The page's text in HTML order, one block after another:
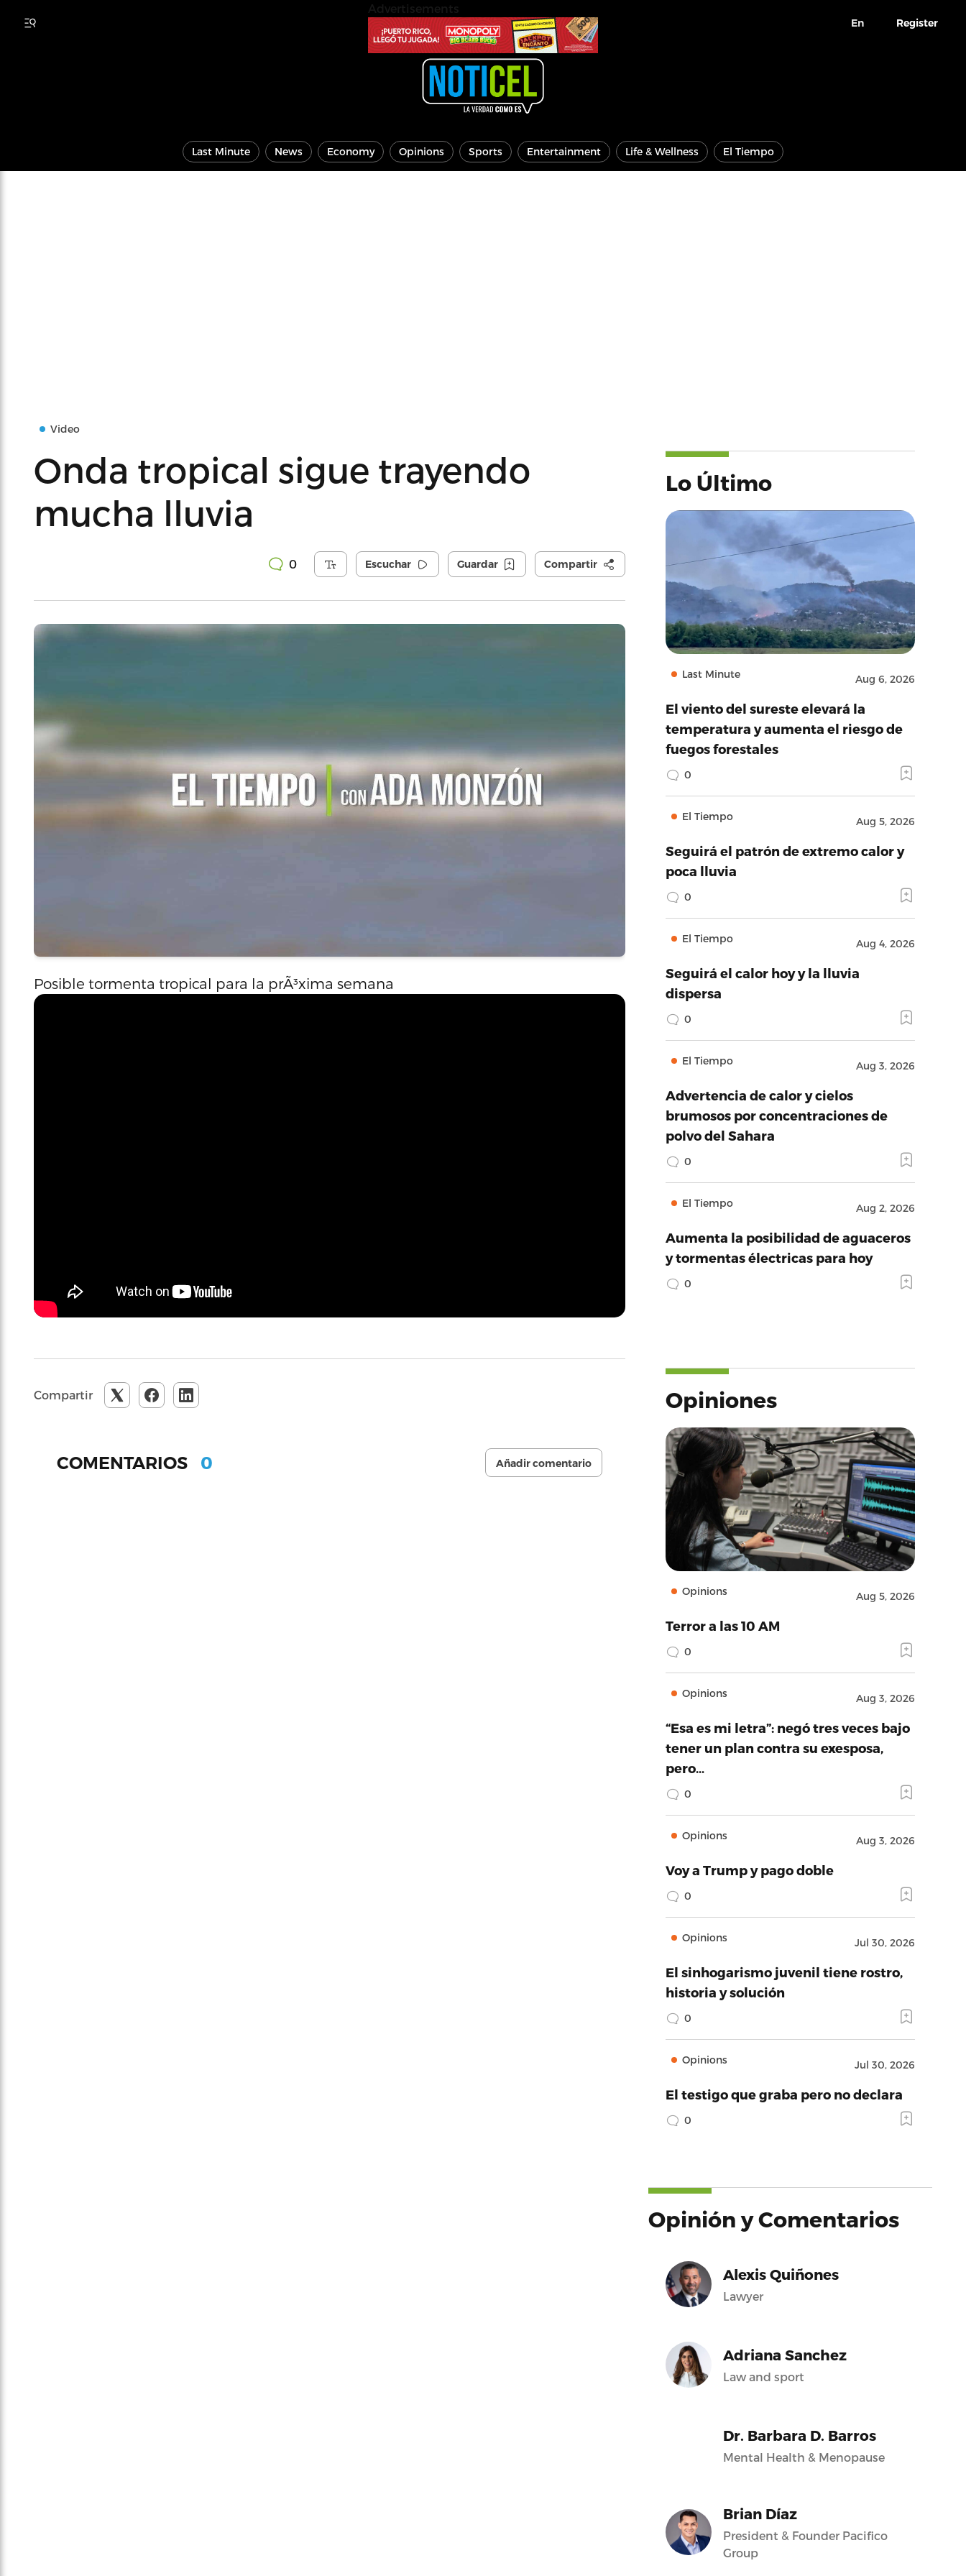
En Register
Last Minute News Economy Opinions Sports Entertainment Life & Wellness El Tiempo
Video
Onda tropical sigue trayendo
mucha lluvia
0 Escuchar Guardar Compartir
Posible tormenta tropical para la prÃ³xima semana
Compartir
COMENTARIOS 0 Añadir comentario
Lo Último
Last Minute Aug 6, 2026
El viento del sureste elevará la
temperatura y aumenta el riesgo de
fuegos forestales
0
El Tiempo Aug 5, 2026
Seguirá el patrón de extremo calor y
poca lluvia
0
El Tiempo Aug 4, 2026
Seguirá el calor hoy y la lluvia
dispersa
0
El Tiempo Aug 3, 2026
Advertencia de calor y cielos
brumosos por concentraciones de
polvo del Sahara
0
El Tiempo Aug 2, 2026
Aumenta la posibilidad de aguaceros
y tormentas électricas para hoy
0
Opiniones
Opinions Aug 5, 2026
Terror a las 10 AM
0
Opinions Aug 3, 2026
“Esa es mi letra”: negó tres veces bajo
tener un plan contra su exesposa,
pero…
0
Opinions Aug 3, 2026
Voy a Trump y pago doble
0
Opinions Jul 30, 2026
El sinhogarismo juvenil tiene rostro,
historia y solución
0
Opinions Jul 30, 2026
El testigo que graba pero no declara
0
Opinión y Comentarios
Alexis Quiñones
Lawyer
Adriana Sanchez
Law and sport
Dr. Barbara D. Barros
Mental Health & Menopause
Brian Díaz
President & Founder Pacifico
Group